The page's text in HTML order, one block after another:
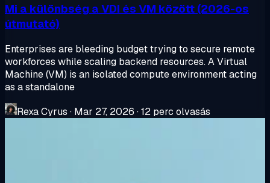
Mi a különbség a VDI és VM között (2026-os
útmutató)
Enterprises are bleeding budget trying to secure remote
workforces while scaling backend resources. A Virtual
Machine (VM) is an isolated compute environment acting
as a standalone
Rexa Cyrus · Mar 27, 2026 ·12 perc olvasás